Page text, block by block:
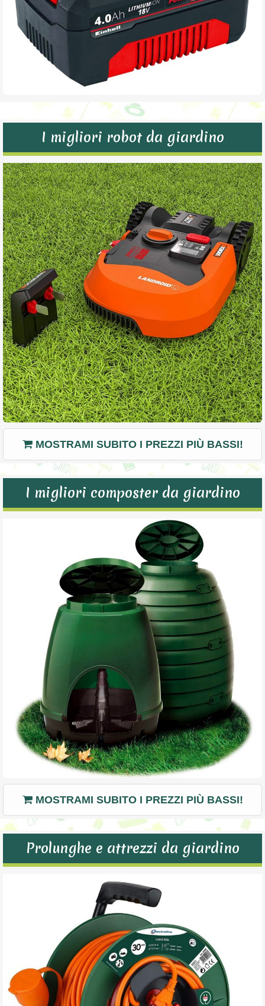
I migliori robot da giardino
MOSTRAMI SUBITO I PREZZI PIÙ BASSI!
I migliori composter da giardino
MOSTRAMI SUBITO I PREZZI PIÙ BASSI!
Prolunghe e attrezzi da giardino